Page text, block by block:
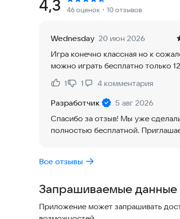
ритме, создавая персональную
Пиксельный стиль — откройте для
обладает уникальной эстетикой,
путешествие по созданному вами
Дружелюбные животные — заводите
Что делает ВокоКрафт (Vococraft)
3D здания и ландшафты —
монументальных построек.
Рейтинг:
4,3 46 оценок ・10 отзывов
Wednesday 20 июн 2026
Игра конечно классная но к
можно играть бесплатно только
Разработчики пожалуйста сделайте
бесплатным
Нравится:
1
Не нравится:
1 4 комментария
Разработчик
5 авг 2026
Спасибо за отзыв! Мы уже
полностью бесплатной.
Все отзывы
Запрашиваемые данные
Приложение может запрашивать